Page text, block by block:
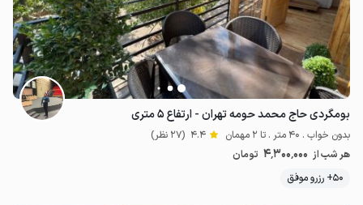
بومگردی حاج محمد حومه تهران - ارتفاع ۵ متری
بدون خواب . 40 متر . تا 2 مهمان 4.4 (27 نظر)
هر شب از 4٬300٬000 تومان
50+ رزرو موفق